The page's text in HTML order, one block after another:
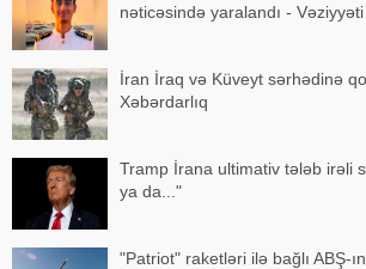
nəticəsində yaralandı - Vəziyyəti
İran İraq və Küveyt sərhədinə
Xəbərdarlıq
Tramp İrana ultimativ tələb irəli
ya da..."
"Patriot" raketləri ilə bağlı ABŞ-